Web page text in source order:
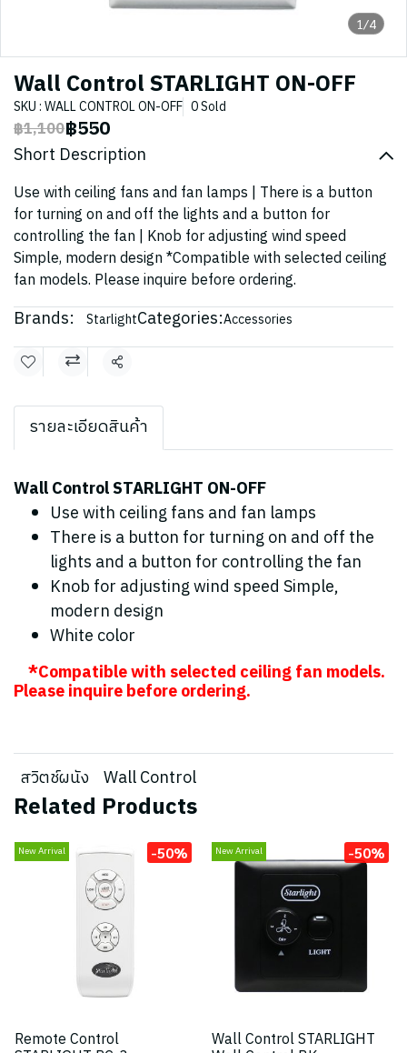
1/4
Wall Control STARLIGHT ON-OFF
SKU : WALL CONTROL ON-OFF 0 Sold
฿1,100฿550
Short Description
Use with ceiling fans and fan lamps | There is a button
for turning on and off the lights and a button for
controlling the fan | Knob for adjusting wind speed
Simple, modern design *Compatible with selected ceiling
fan models. Please inquire before ordering.
Brands: StarlightCategories:Accessories
Share
รายละเอียดสินค้า
Wall Control STARLIGHT ON-OFF
Use with ceiling fans and fan lamps
There is a button for turning on and off the
lights and a button for controlling the fan
Knob for adjusting wind speed Simple,
modern design
White color
*Compatible with selected ceiling fan models.
Please inquire before ordering.
สวิตช์ผนัง Wall Control
Related Products
New Arrival -50%
Remote Control
New Arrival -50%
Wall Control STARLIGHT